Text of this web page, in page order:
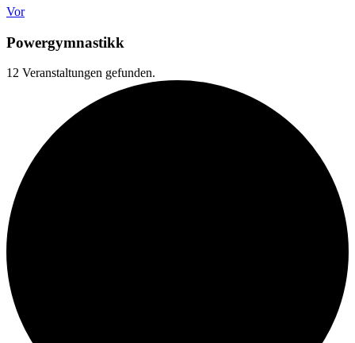
Vor
Powergymnastikk
12 Veranstaltungen gefunden.